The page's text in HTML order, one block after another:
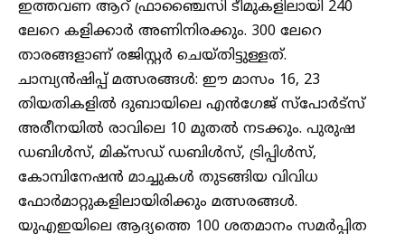
ഇത്തവണ ആറ് ഫ്രാഞ്ചൈസി ടീമുകളിലായി 240
ലേറെ കളിക്കാർ അണിനിരക്കും. 300 ലേറെ
താരങ്ങളാണ് രജിസ്റ്റർ ചെയ്തിട്ടുള്ളത്.
ചാമ്പ്യൻഷിപ്പ് മത്സരങ്ങൾ: ഈ മാസം 16, 23
തിയതികളിൽ ദുബായിലെ എൻഗേജ് സ്പോർട്സ്
അരീനയിൽ രാവിലെ 10 മുതൽ നടക്കും. പുരുഷ
ഡബിൾസ്, മിക്സഡ് ഡബിൾസ്, ട്രിപ്പിൾസ്,
കോമ്പിനേഷൻ മാച്ചുകൾ തുടങ്ങിയ വിവിധ
ഫോർമാറ്റുകളിലായിരിക്കും മത്സരങ്ങൾ.
യുഎഇയിലെ ആദ്യത്തെ 100 ശതമാനം സമർപ്പിത